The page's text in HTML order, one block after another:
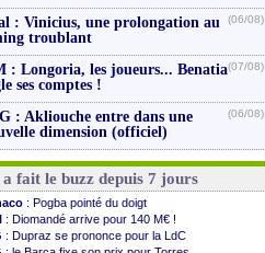
: Vinicius, une prolongation au
troublant
(06/08)
: Longoria, les joueurs... Benatia
ses comptes !
(07/08)
: Akliouche entre dans une
dimension (officiel)
(06/08)
a fait le buzz depuis 7 jours
: Pogba pointé du doigt
: Diomandé arrive pour 140 M€ !
: Dupraz se prononce pour la LdC